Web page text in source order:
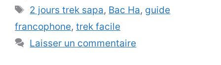
Étiquettes
2 jours trek sapa, Bac Ha, guide
francophone, trek facile
Laisser un commentaire